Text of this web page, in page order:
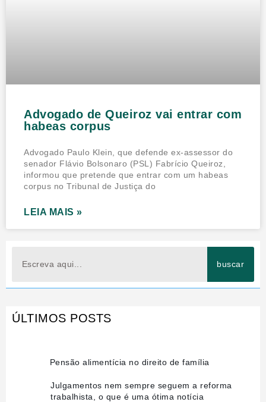
Advogado de Queiroz vai entrar com
habeas corpus
Advogado Paulo Klein, que defende ex-assessor do
senador Flávio Bolsonaro (PSL) Fabrício Queiroz,
informou que pretende que entrar com um habeas
corpus no Tribunal de Justiça do
LEIA MAIS »
buscar
ÚLTIMOS POSTS
Pensão alimentícia no direito de família
Julgamentos nem sempre seguem a reforma
trabalhista, o que é uma ótima notícia